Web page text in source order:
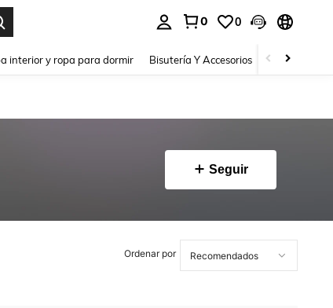
0 0
interior y ropa para dormir Bisutería Y Accesorios Zapatos
Seguir
Ordenar por